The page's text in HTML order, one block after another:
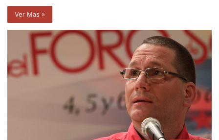
Ver Mas »